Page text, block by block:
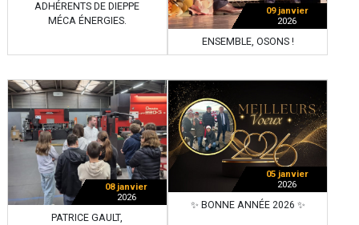
ADHÉRENTS DE DIEPPE
MÉCA ÉNERGIES.
09 janvier
2026
ENSEMBLE, OSONS !
08 janvier
2026
PATRICE GAULT,
05 janvier
2026
✨ BONNE ANNÉE 2026 ✨